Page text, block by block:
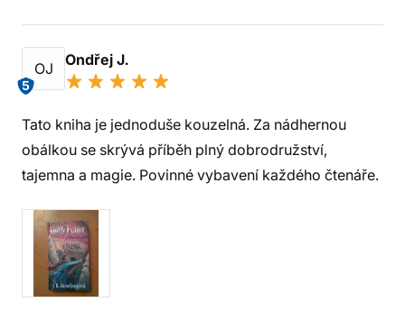
OJ
5
Ondřej J.
Tato kniha je jednoduše kouzelná. Za nádhernou
obálkou se skrývá příběh plný dobrodružství,
tajemna a magie. Povinné vybavení každého čtenáře.